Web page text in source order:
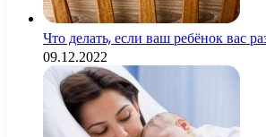
Что делать, если ваш ребёнок вас
09.12.2022